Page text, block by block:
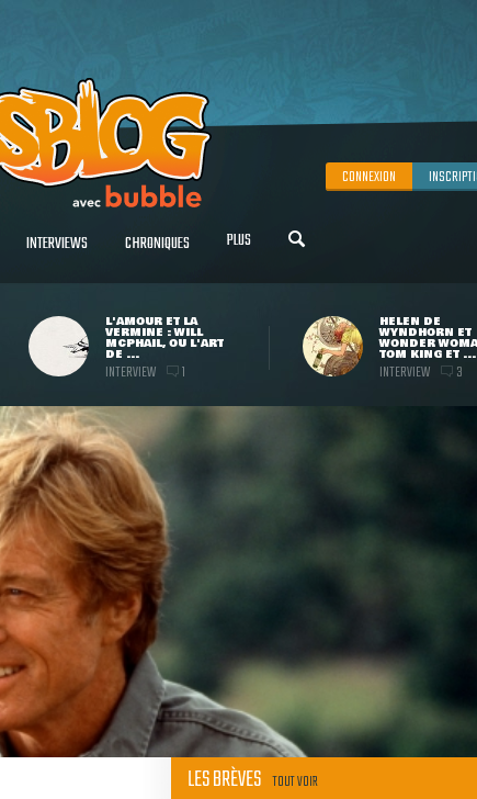
CONNEXION
INTERVIEWS CHRONIQUES PLUS
L'AMOUR ET LA
VERMINE : WILL
MCPHAIL, OU L'ART
DE ...
INTERVIEW 1
HELEN DE
WYNDHORN ET
WONDER
TOM KING ET ...
INTERVIEW 3
LES BRÈVES TOUT VOIR